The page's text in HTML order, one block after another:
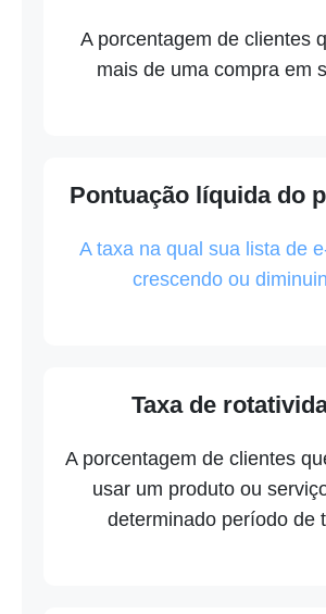
A porcentagem de clientes
mais de uma compra em
Pontuação líquida do
A taxa na qual sua lista de
crescendo ou
Taxa de
A porcentagem de clientes
usar um produto ou
determinado período de